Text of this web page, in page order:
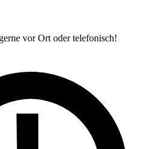
vor Ort oder telefonisch!